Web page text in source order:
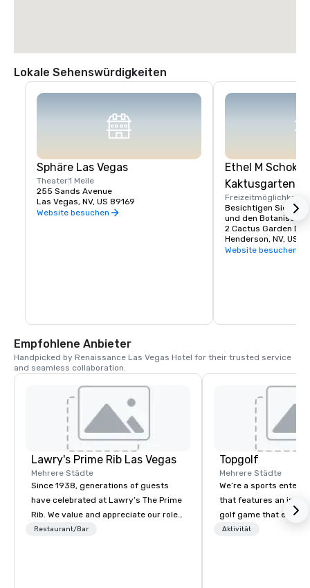
Lokale Sehenswürdigkeiten
Sphäre Las Vegas
Theater1 Meile
255 Sands Avenue
Las Vegas, NV, US 89169
Website besuchen
Ethel M
Kaktusgarten
Freizeitmöglichkeiten
Besichtigen Sie die
und den
2 Cactus Garden Dr
Henderson, NV, US
Website besuchen
Empfohlene Anbieter
Handpicked by Renaissance Las Vegas Hotel for their trusted service
and seamless collaboration.
Lawry's Prime Rib Las Vegas
Mehrere Städte
Since 1938, generations of guests
have celebrated at Lawry’s The Prime
Rib. We value and appreciate our role
in any occasion - any moment - a
Restaurant/Bar
Topgolf
Mehrere Städte
We’re a sports
that features an
golf game that
Paired with an
Aktivität